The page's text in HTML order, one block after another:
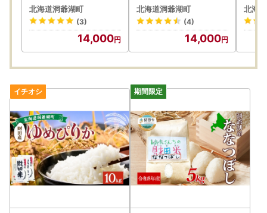
×2本入り シソ しそ 大葉
赤紫蘇 3～4倍 濃縮 契約
農家 手詰み 産地直送 ピ
ュアフーズとうや 送料
無料 果実飲料 洞爺湖
北海道洞爺湖町
(3)
14,000
2月以降順次出荷 北海道
産 ワカサギ わかさぎ 川
魚 魚介類 産地直送 冷凍
お取り寄せ グルメ 料理
天ぷら フライ とうやマ
北海道洞爺湖町
(4)
14,000
ベリ
北海